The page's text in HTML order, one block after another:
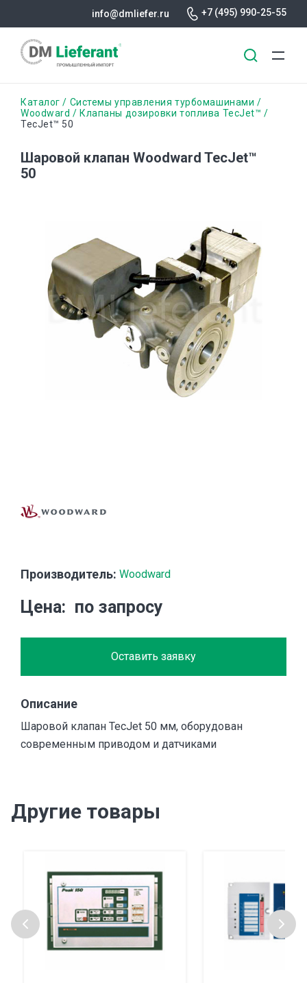
основному
info@dmliefer.ru +7 (495) 990-25-55
Строка
навигации
Каталог
Системы управления турбомашинами
Woodward
Клапаны дозировки топлива TecJet™
TecJet™ 50
Шаровой клапан Woodward TecJet™
50
Производитель: Woodward
Цена по запросу
Оставить заявку
Описание
Шаровой клапан TecJet 50 мм, оборудован
современным приводом и датчиками
Другие товары